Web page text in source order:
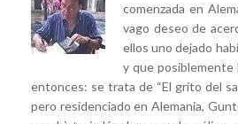
comenzada en
vago deseo de
ellos uno dejado
y que posiblemente
entonces: se trata de “El grito del
pero residenciado en Alemania,